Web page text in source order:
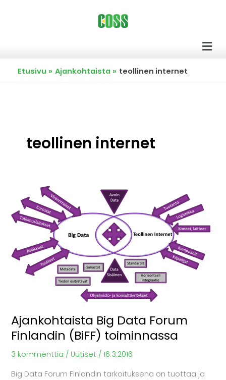
Etusivu Ajankohtaista teollinen internet
teollinen internet
Ajankohtaista Big Data Forum
Finlandin (BiFF) toiminnassa
3 kommenttia / Uutiset /16.3.2016
Big Data Forum Finlandin tarkoituksena on tuottaa ja
Ajankohtaista
Big
Data
Finlandin
(BiFF)
toiminnassa